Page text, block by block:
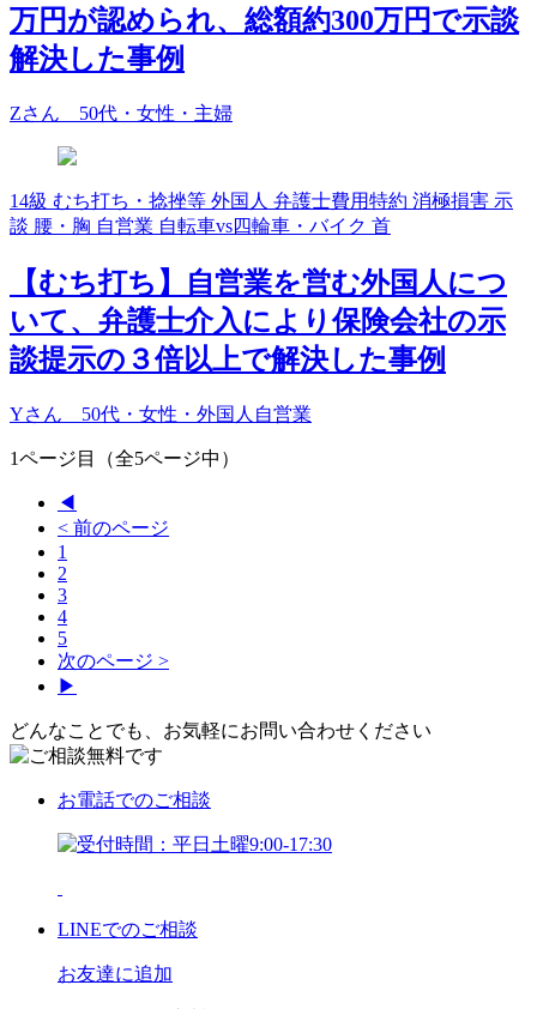
万円が認められ、総額約300万円で示談
解決した事例
Zさん 50代・女性・主婦
14級 むち打ち・捻挫等 外国人 弁護士費用特約 消極損害 示
談 腰・胸 自営業 自転車vs四輪車・バイク 首
【むち打ち】自営業を営む外国人につ
いて、弁護士介入により保険会社の示
談提示の３倍以上で解決した事例
Yさん 50代・女性・外国人自営業
1ページ目（全5ページ中）
◀
< 前のページ
1
2
3
4
5
次のページ >
▶
どんなことでも、お気軽にお問い合わせください
お電話でのご相談
LINEでのご相談
お友達に追加